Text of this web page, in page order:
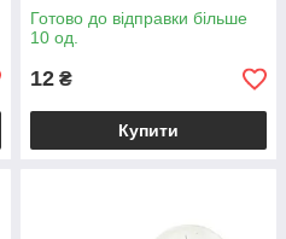
Готово до відправки більше
10 од.
12 ₴
Купити